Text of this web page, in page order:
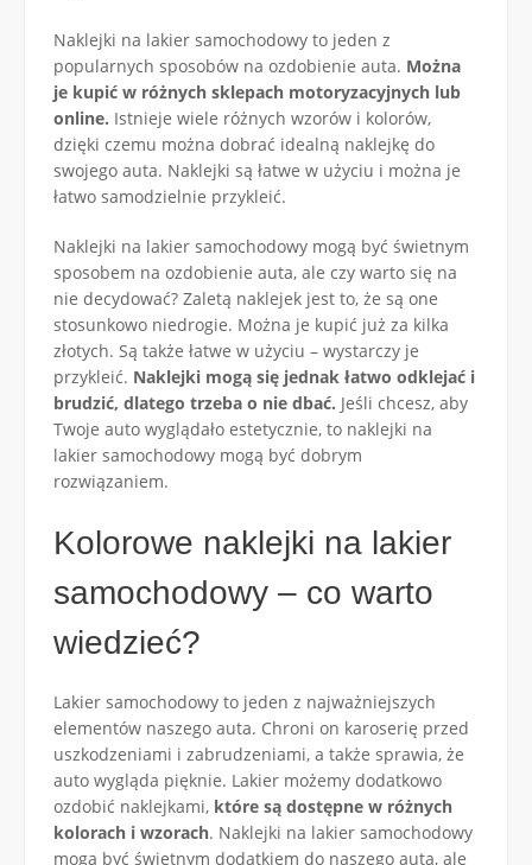
Naklejki na lakier samochodowy to jeden z
popularnych sposobów na ozdobienie auta. Można
je kupić w różnych sklepach motoryzacyjnych lub
online. Istnieje wiele różnych wzorów i kolorów,
dzięki czemu można dobrać idealną naklejkę do
swojego auta. Naklejki są łatwe w użyciu i można je
łatwo samodzielnie przykleić.
Naklejki na lakier samochodowy mogą być świetnym
sposobem na ozdobienie auta, ale czy warto się na
nie decydować? Zaletą naklejek jest to, że są one
stosunkowo niedrogie. Można je kupić już za kilka
złotych. Są także łatwe w użyciu – wystarczy je
przykleić. Naklejki mogą się jednak łatwo odklejać i
brudzić, dlatego trzeba o nie dbać. Jeśli chcesz, aby
Twoje auto wyglądało estetycznie, to naklejki na
lakier samochodowy mogą być dobrym
rozwiązaniem.
Kolorowe naklejki na lakier
samochodowy – co warto
wiedzieć?
Lakier samochodowy to jeden z najważniejszych
elementów naszego auta. Chroni on karoserię przed
uszkodzeniami i zabrudzeniami, a także sprawia, że
auto wygląda pięknie. Lakier możemy dodatkowo
ozdobić naklejkami, które są dostępne w różnych
kolorach i wzorach. Naklejki na lakier samochodowy
mogą być świetnym dodatkiem do naszego auta, ale